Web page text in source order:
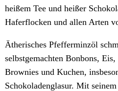
heißem Tee und heißer
Haferflocken und allen Arten
Ätherisches Pfefferminzöl
selbstgemachten Bonbons,
Brownies und Kuchen,
Schokoladenglasur. Mit